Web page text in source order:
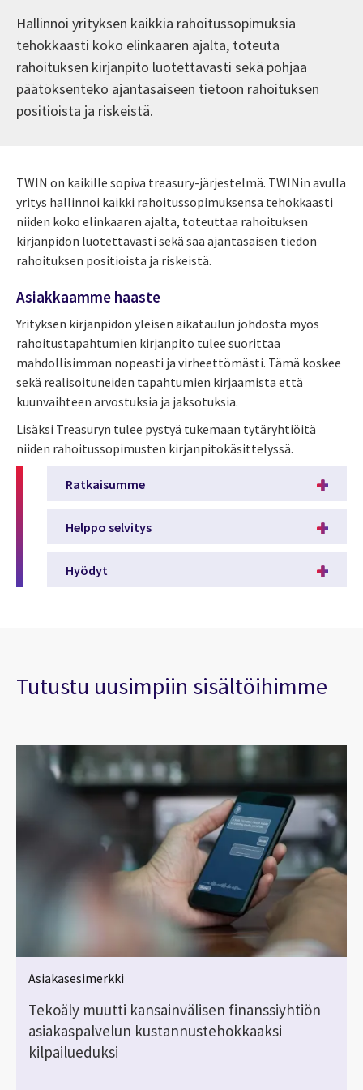
Hallinnoi yrityksen kaikkia rahoitussopimuksia
tehokkaasti koko elinkaaren ajalta, toteuta
rahoituksen kirjanpito luotettavasti sekä pohjaa
päätöksenteko ajantasaiseen tietoon rahoituksen
positioista ja riskeistä.
TWIN on kaikille sopiva treasury-järjestelmä. TWINin avulla
yritys hallinnoi kaikki rahoitussopimuksensa tehokkaasti
niiden koko elinkaaren ajalta, toteuttaa rahoituksen
kirjanpidon luotettavasti sekä saa ajantasaisen tiedon
rahoituksen positioista ja riskeistä.
Asiakkaamme haaste
Yrityksen kirjanpidon yleisen aikataulun johdosta myös
rahoitustapahtumien kirjanpito tulee suorittaa
mahdollisimman nopeasti ja virheettömästi. Tämä koskee
sekä realisoituneiden tapahtumien kirjaamista että
kuunvaihteen arvostuksia ja jaksotuksia.
Lisäksi Treasuryn tulee pystyä tukemaan tytäryhtiöitä
niiden rahoitussopimusten kirjanpitokäsittelyssä.
Ratkaisumme
Helppo selvitys
Hyödyt
Tutustu uusimpiin sisältöihimme
Asiakasesimerkki
Tekoäly muutti kansainvälisen finanssiyhtiön
asiakaspalvelun kustannustehokkaaksi
kilpailueduksi